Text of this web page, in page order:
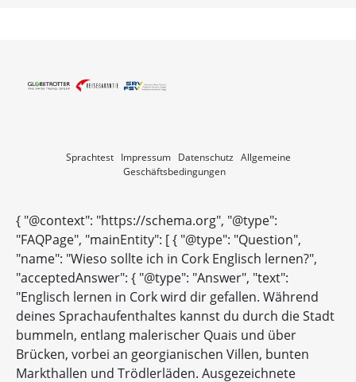
Sprachtest Impressum Datenschutz Allgemeine
Geschäftsbedingungen
{ "@context": "https://schema.org", "@type":
"FAQPage", "mainEntity": [ { "@type": "Question",
"name": "Wieso sollte ich in Cork Englisch lernen?",
"acceptedAnswer": { "@type": "Answer", "text":
"Englisch lernen in Cork wird dir gefallen. Während
deines Sprachaufenthaltes kannst du durch die Stadt
bummeln, entlang malerischer Quais und über
Brücken, vorbei an georgianischen Villen, bunten
Markthallen und Trödlerläden. Ausgezeichnete